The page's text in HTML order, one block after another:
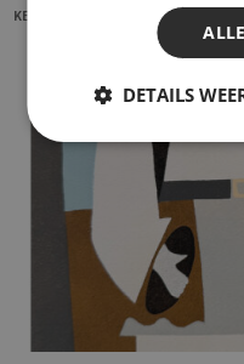
KEES VAN DONGEN
DETAILS